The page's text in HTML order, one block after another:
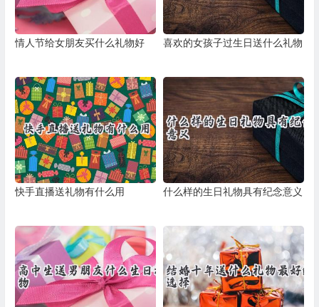
情人节给女朋友买什么礼物好 喜欢的女孩子过生日送什么礼物
快手直播送礼物有什么用 什么样的生日礼物具有纪念意义